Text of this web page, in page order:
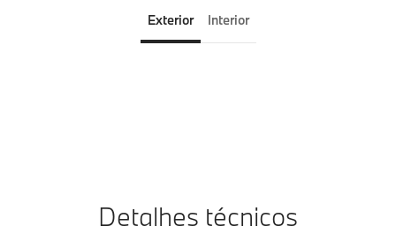
Exterior Interior
Detalhes técnicos